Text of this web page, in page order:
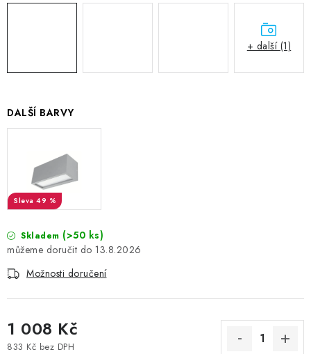
DALŠÍ BARVY
49 %
Skladem (>50 ks)
13.8.2026
Možnosti doručení
1 008 Kč
833 Kč bez DPH
+ další (1)